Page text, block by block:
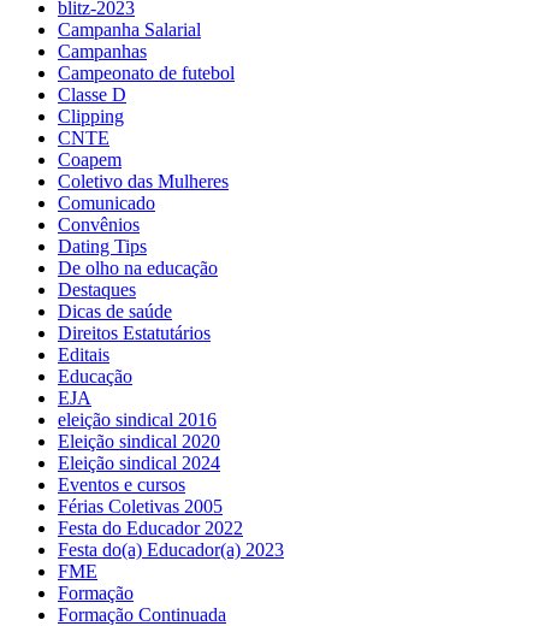
blitz-2023
Campanha Salarial
Campanhas
Campeonato de futebol
Classe D
Clipping
CNTE
Coapem
Coletivo das Mulheres
Comunicado
Convênios
Dating Tips
De olho na educação
Destaques
Dicas de saúde
Direitos Estatutários
Editais
Educação
EJA
eleição sindical 2016
Eleição sindical 2020
Eleição sindical 2024
Eventos e cursos
Férias Coletivas 2005
Festa do Educador 2022
Festa do(a) Educador(a) 2023
FME
Formação
Formação Continuada